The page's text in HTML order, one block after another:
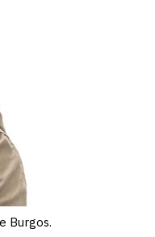
Burgos.